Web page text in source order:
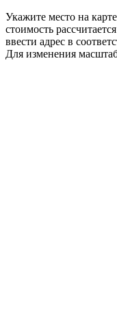
Укажите место на
стоимость
ввести адрес в
Для изменения